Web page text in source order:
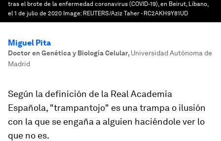
tras el brote de la enfermedad coronavirus (COVID-19), en Beirut, Líbano,
el 1 de julio de 2020 Image: REUTERS/Aziz Taher - RC2AKH9Y81UD
Miguel Pita
Doctor en Genética y Biología Celular, Universidad Autónoma de
Madrid
Según la definición de la Real Academia
Española, "trampantojo" es una trampa o ilusión
con la que se engaña a alguien haciéndole ver lo
que no es.